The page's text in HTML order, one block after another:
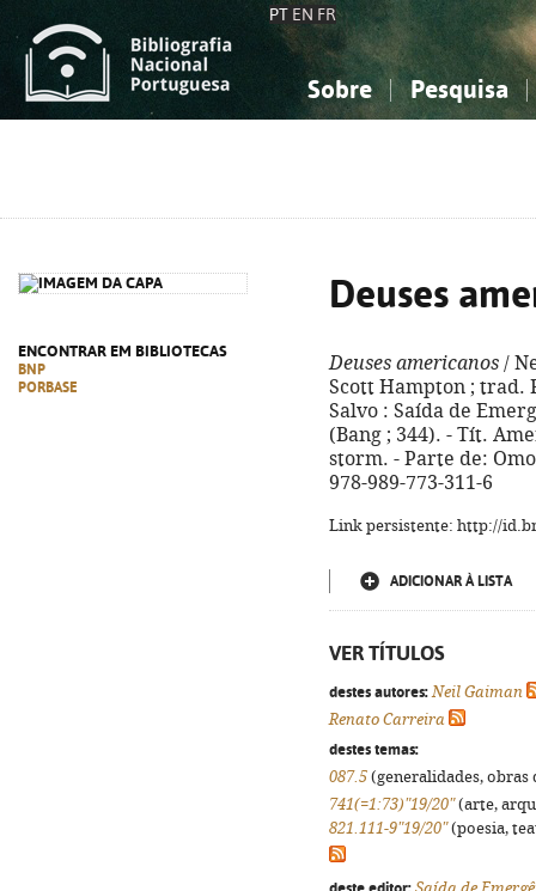
PT EN FR
Sobre Pesquisa
ENCONTRAR EM BIBLIOTECAS
BNP
PORBASE
Deuses
Deuses americanos /
Scott Hampton ; trad.
Salvo : Saída de
(Bang ; 344). - Tít.
storm. - Parte de:
978-989-773-311-6
Link persistente: http://
ADICIONAR À LISTA
VER TÍTULOS
destes autores: Neil Gaiman
Renato Carreira
destes temas:
087.5 (generalidades,
741(=1:73)"19/20"(arte,
821.111-9"19/20"(poesia,